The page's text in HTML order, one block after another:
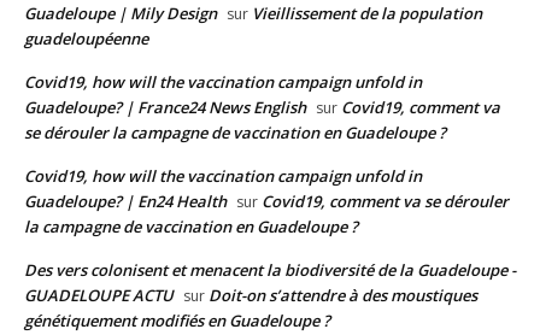
Guadeloupe | Mily Design sur Vieillissement de la population
guadeloupéenne
Covid19, how will the vaccination campaign unfold in
Guadeloupe? | France24 News English sur Covid19, comment va
se dérouler la campagne de vaccination en Guadeloupe ?
Covid19, how will the vaccination campaign unfold in
Guadeloupe? | En24 Health sur Covid19, comment va se dérouler
la campagne de vaccination en Guadeloupe ?
Des vers colonisent et menacent la biodiversité de la Guadeloupe -
GUADELOUPE ACTU sur Doit-on s’attendre à des moustiques
génétiquement modifiés en Guadeloupe ?